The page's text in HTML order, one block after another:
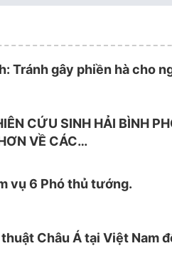
Tránh gây phiền hà cho
CỨU SINH HẢI BÌNH
VỀ CÁC…
vụ 6 Phó thủ tướng.
Châu Á tại Việt Nam